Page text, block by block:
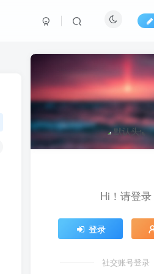
Hi！请登录
登录
社交账号登录